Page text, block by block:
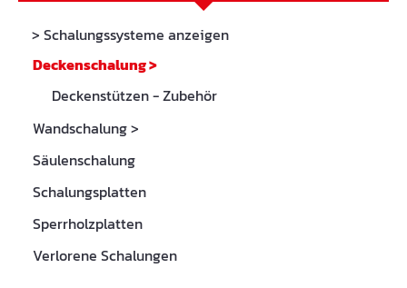
> Schalungssysteme anzeigen
Deckenschalung>
Deckenstützen - Zubehör
Wandschalung>
Säulenschalung
Schalungsplatten
Sperrholzplatten
Verlorene Schalungen